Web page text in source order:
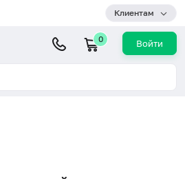
Клиентам
0 Войти